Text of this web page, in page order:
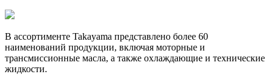
В ассортименте Takayama представлено более 60
наименований продукции, включая моторные и
трансмиссионные масла, а также охлаждающие и технические
жидкости.